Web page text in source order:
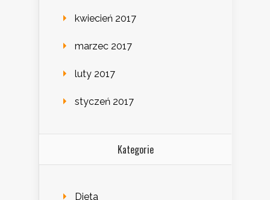
kwiecień 2017
marzec 2017
luty 2017
styczeń 2017
Kategorie
Dieta